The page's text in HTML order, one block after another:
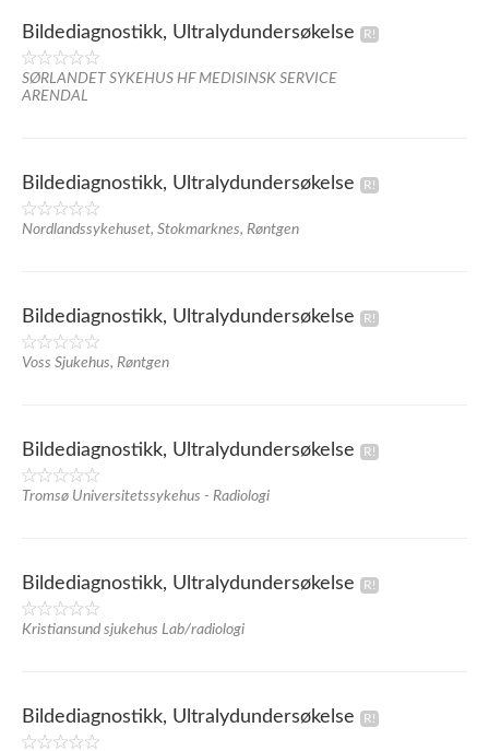
Bildediagnostikk, Ultralydundersøkelse
SØRLANDET SYKEHUS HF MEDISINSK SERVICE
ARENDAL
Bildediagnostikk, Ultralydundersøkelse
Nordlandssykehuset, Stokmarknes, Røntgen
Bildediagnostikk, Ultralydundersøkelse
Voss Sjukehus, Røntgen
Bildediagnostikk, Ultralydundersøkelse
Tromsø Universitetssykehus - Radiologi
Bildediagnostikk, Ultralydundersøkelse
Kristiansund sjukehus Lab/radiologi
Bildediagnostikk, Ultralydundersøkelse